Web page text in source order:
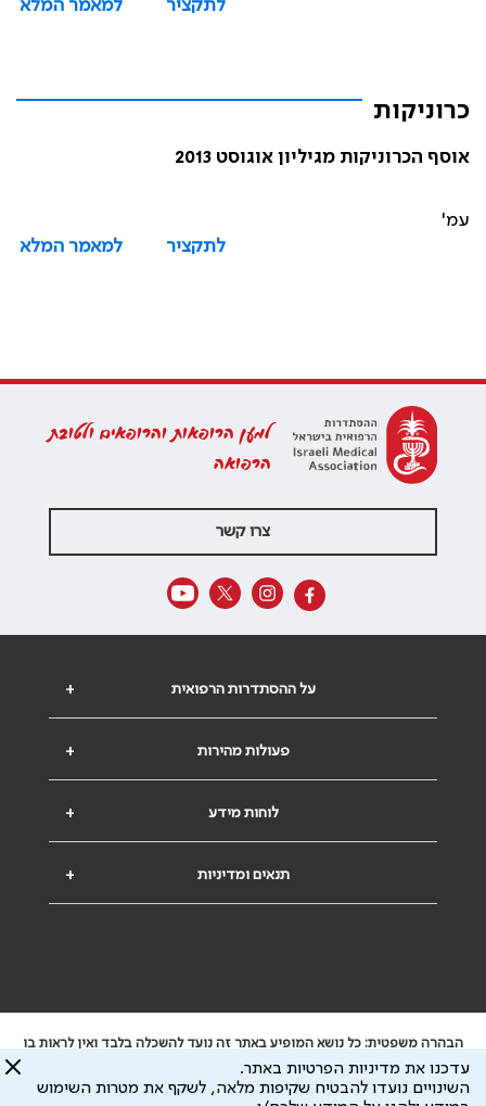
לתקציר
למאמר המלא
כרוניקות
אוסף הכרוניקות מגיליון אוגוסט 2013
עמ'
לתקציר
למאמר המלא
למען הרופאות והרופאים ולטובת
הרפואה
צרו קשר
+ על ההסתדרות הרפואית
+ פעולות מהירות
+ לוחות מידע
+ תנאים ומדיניות
הבהרה משפטית: כל נושא המופיע באתר זה נועד להשכלה בלבד ואין לראות בו
ייעוץ רפואי או משפטי. אין הר"י אחראית לתוכן המתפרסם באתר זה ולכל נזק
שעלול להיגרם.
ידוע לי שהר"י אוספת ושומרת מידע אישי לצורך מתן השרות וכי חלק ממנו עשוי
עדכנו את מדיניות הפרטיות באתר.
השינויים נועדו להבטיח שקיפות מלאה, לשקף את מטרות השימוש